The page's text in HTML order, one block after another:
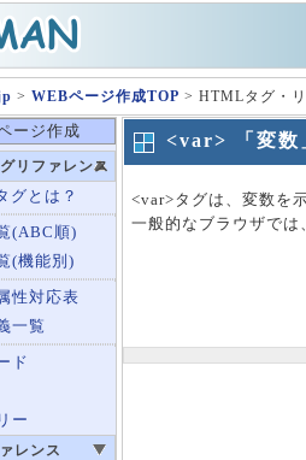
> WEBページ作成TOP > HTMLタグ・
ージ作成
リファレンス
グとは？
(ABC順)
(機能別)
性対応表
一覧
ド
ー
レンス
<var> 「変数
<var>タグは、変数を
一般的なブラウザでは